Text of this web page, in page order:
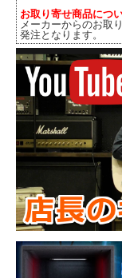
お取り寄せ商品につ
メーカーからのお取
発注となります。